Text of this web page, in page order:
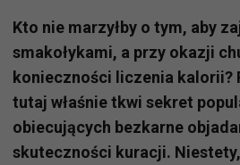
Kto nie marzyłby o tym, aby
smakołykami, a przy okazji
konieczności liczenia kalorii?
tutaj właśnie tkwi sekret
obiecujących bezkarne
skuteczności kuracji.